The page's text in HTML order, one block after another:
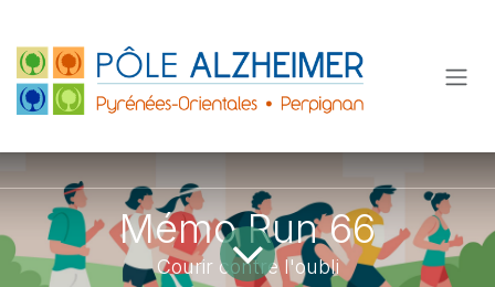
Mémo Run 66
Courir contre l'oubli